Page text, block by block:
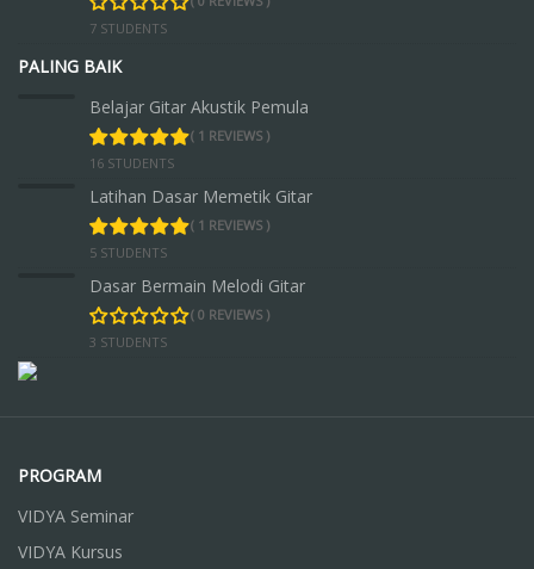
7 STUDENTS
PALING BAIK
Belajar Gitar Akustik Pemula
( 1 REVIEWS )
16 STUDENTS
Latihan Dasar Memetik Gitar
( 1 REVIEWS )
5 STUDENTS
Dasar Bermain Melodi Gitar
( 0 REVIEWS )
3 STUDENTS
PROGRAM
VIDYA Seminar
VIDYA Kursus